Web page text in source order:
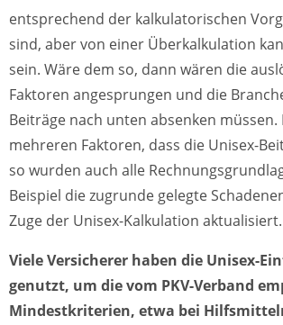
entsprechend der kalkulatorischen
sind, aber von einer Überkalkulation
sein. Wäre dem so, dann wären die
Faktoren angesprungen und die
Beiträge nach unten absenken müssen.
mehreren Faktoren, dass die Unisex-
so wurden auch alle
Beispiel die zugrunde gelegte
Zuge der Unisex-Kalkulation aktualisiert.
Viele Versicherer haben die Unisex-
genutzt, um die vom PKV-Verband
Mindestkriterien, etwa bei